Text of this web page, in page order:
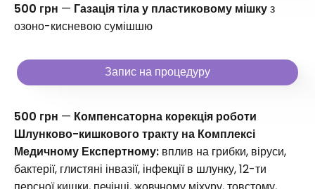
500 грн — Газація тіла у пластиковому мішкуз
озоно-кисневою сумішшю
Запис на процедуру
500 грн — Компенсаторна корекція роботи
Шлунково-кишкового тракту на Комплексі
Медичному Експертному: вплив на грибки, віруси,
бактерії, глистяні інвазії, інфекції в шлунку, 12-ти